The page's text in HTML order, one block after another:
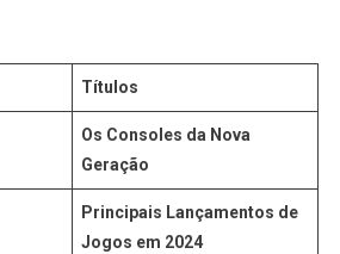
Títulos
Os Consoles da Nova
Geração
Principais Lançamentos de
Jogos em 2024